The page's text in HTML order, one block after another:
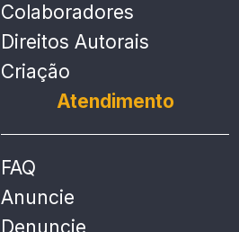
Colaboradores
Direitos Autorais
Criação
Atendimento
FAQ
Anuncie
Denuncie